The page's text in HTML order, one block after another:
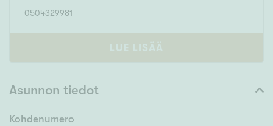
0504329981
LUE LISÄÄ
Asunnon tiedot
Kohdenumero